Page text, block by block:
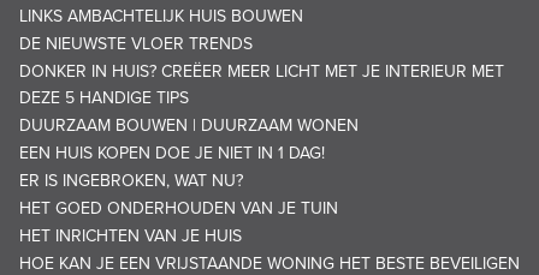
LINKS AMBACHTELIJK HUIS BOUWEN
DE NIEUWSTE VLOER TRENDS
DONKER IN HUIS? CREËER MEER LICHT MET JE INTERIEUR MET
DEZE 5 HANDIGE TIPS
DUURZAAM BOUWEN | DUURZAAM WONEN
EEN HUIS KOPEN DOE JE NIET IN 1 DAG!
ER IS INGEBROKEN, WAT NU?
HET GOED ONDERHOUDEN VAN JE TUIN
HET INRICHTEN VAN JE HUIS
HOE KAN JE EEN VRIJSTAANDE WONING HET BESTE BEVEILIGEN